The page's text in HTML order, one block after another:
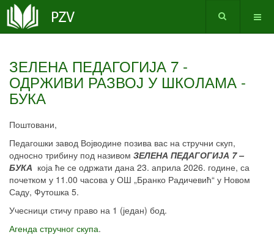
ЗЕЛЕНА ПЕДАГОГИЈА 7 -
ОДРЖИВИ РАЗВОЈ У ШКОЛАМА -
БУКА
Поштовани,
Педагошки завод Војводине позива вас на стручни скуп,
односно трибину под називом ЗЕЛЕНА ПЕДАГОГИЈА 7–
БУКА која ће се одржати дана 23. априла 2026. године, са
почетком у 11.00 часова у ОШ „Бранко Радичевић“ у Новом
Саду, Футошка 5.
Учесници стичу право на 1 (један) бод.
Агенда стручног скупа.